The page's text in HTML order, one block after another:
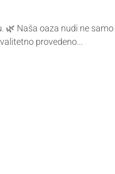
Naša oaza nudi ne
provedeno...